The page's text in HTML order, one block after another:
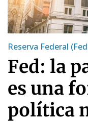
Reserva Federal
Fed: la
es una
política